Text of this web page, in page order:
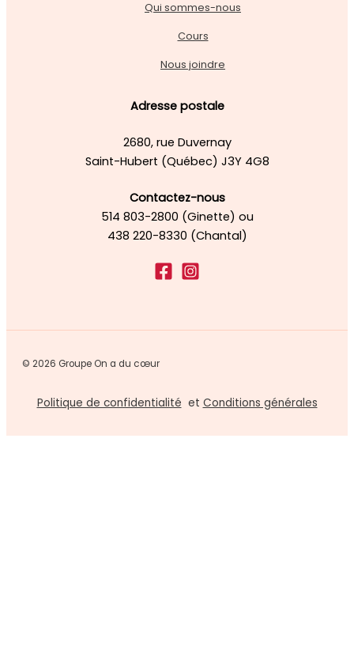
Qui sommes-nous
Cours
Nous joindre
Adresse postale
2680, rue Duvernay
Saint-Hubert (Québec) J3Y 4G8
Contactez-nous
514 803-2800 (Ginette) ou
438 220-8330 (Chantal)
© 2026 Groupe On a du cœur
Politique de confidentialité et Conditions générales